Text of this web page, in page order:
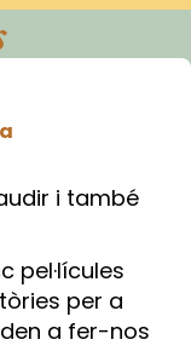
i també
pel·lícules
per a
a fer-nos